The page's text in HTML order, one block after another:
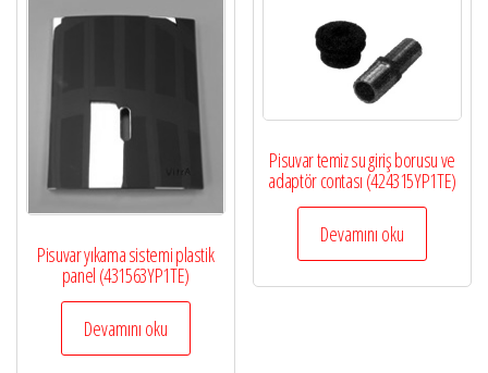
Pisuvar yıkama sistemi plastik
panel (431563YP1TE)
Devamını oku
Pisuvar temiz su giriş borusu ve
adaptör contası (424315YP1TE)
Devamını oku